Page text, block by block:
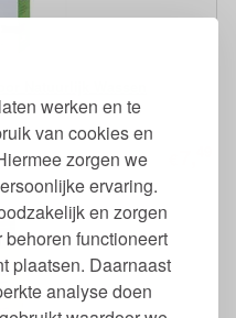
werken en te
van cookies en
zorgen we
ervaring.
en zorgen
functioneert
plaatsen. Daarnaast
analyse doen
Natuurlijk Wassen